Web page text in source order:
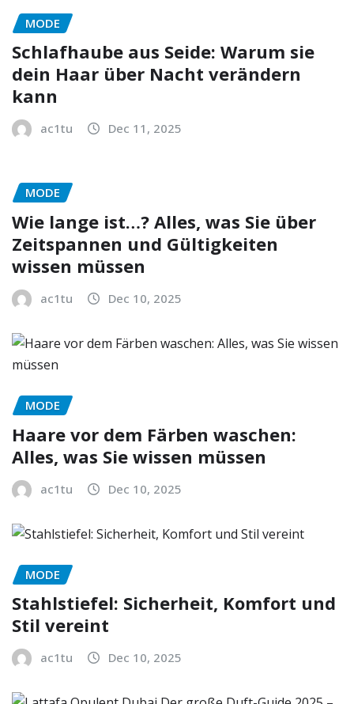
MODE
Schlafhaube aus Seide: Warum sie
dein Haar über Nacht verändern
kann
ac1tu Dec 11, 2025
MODE
Wie lange ist…? Alles, was Sie über
Zeitspannen und Gültigkeiten
wissen müssen
ac1tu Dec 10, 2025
MODE
Haare vor dem Färben waschen:
Alles, was Sie wissen müssen
ac1tu Dec 10, 2025
MODE
Stahlstiefel: Sicherheit, Komfort und
Stil vereint
ac1tu Dec 10, 2025